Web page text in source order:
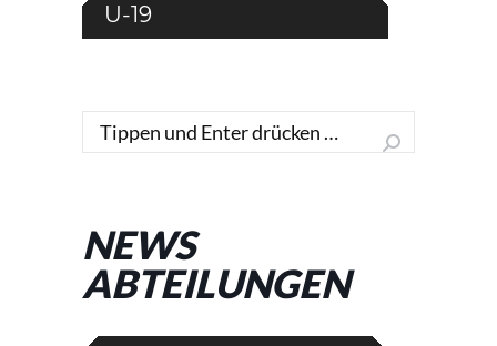
U-19
Search:
NEWS
ABTEILUNGEN